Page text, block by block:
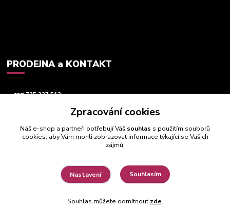
PRODEJNA a KONTAKT
+420725 237 512
Vytvořeno na
Eshop-rychle.cz
Zpracování cookies
Náš e-shop a partneři potřebují Váš souhlas s použitím souborů
cookies, aby Vám mohli zobrazovat informace týkající se Vašich
zájmů.
Nastavení Souhlasím
Souhlas můžete odmítnout zde.